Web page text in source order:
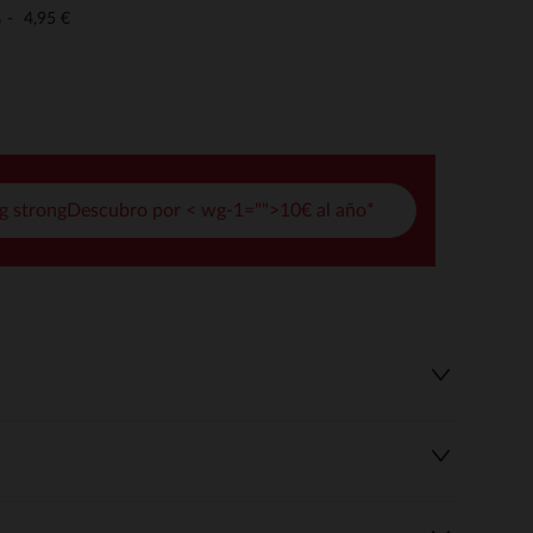
4,95 €
strongDescubro por < wg-1="">10€ al año*